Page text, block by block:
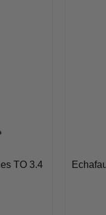
TO 3.4